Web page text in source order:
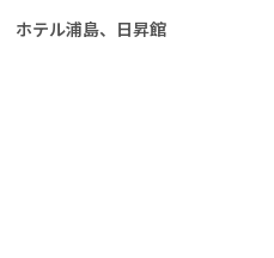
ホテル浦島、日昇館